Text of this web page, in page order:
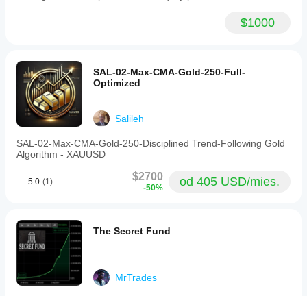
$1000
SAL-02-Max-CMA-Gold-250-Full-
Optimized
Salileh
SAL-02-Max-CMA-Gold-250-Disciplined Trend-Following Gold
Algorithm - XAUUSD
5.0 (1) $2700
-50% od 405 USD/mies.
The Secret Fund
MrTrades